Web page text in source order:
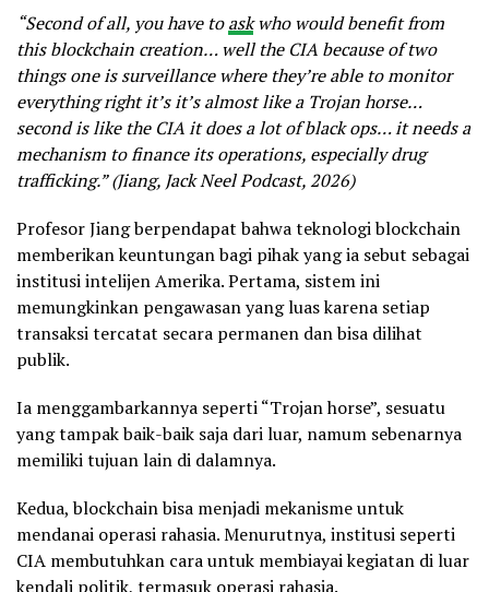
“Second of all, you have toaskwho would benefit from
this blockchain creation… well the CIA because of two
things one is surveillance where they’re able to monitor
everything right it’s it’s almost like a Trojan horse…
second is like the CIA it does a lot of black ops… it needs a
mechanism to finance its operations, especially drug
trafficking.” (Jiang, Jack Neel Podcast, 2026)
Profesor Jiang berpendapat bahwa teknologi blockchain
memberikan keuntungan bagi pihak yang ia sebut sebagai
institusi intelijen Amerika. Pertama, sistem ini
memungkinkan pengawasan yang luas karena setiap
transaksi tercatat secara permanen dan bisa dilihat
publik.
Ia menggambarkannya seperti “Trojan horse”, sesuatu
yang tampak baik-baik saja dari luar, namum sebenarnya
memiliki tujuan lain di dalamnya.
Kedua, blockchain bisa menjadi mekanisme untuk
mendanai operasi rahasia. Menurutnya, institusi seperti
CIA membutuhkan cara untuk membiayai kegiatan di luar
kendali politik, termasuk operasi rahasia.